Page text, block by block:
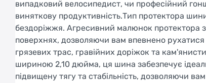
випадковий велосипедист, чи професійний
виняткову продуктивність.Тип протектора
бездоріжжя. Агресивний малюнок протектора
поверхнях, дозволяючи вам впевнено
грязевих трас, гравійних доріжок та
шириною 2,10 дюйма, ця шина забезпечує
підвищену тягу та стабільність, дозволяючи